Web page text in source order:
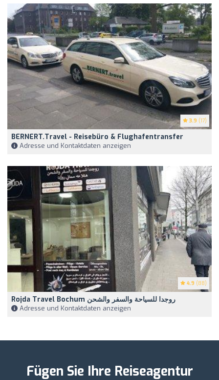
3.9 (17)
BERNERT.travel - Reisebüro & Flughafentransfer
Adresse und Kontaktdaten anzeigen
4.9 (88)
Rojda Travel Bochum روجدا للسياحة والسفر والشحن
Adresse und Kontaktdaten anzeigen
Fügen Sie Ihre Reiseagentur